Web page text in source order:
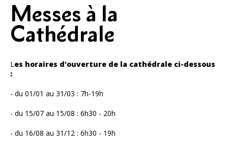
Messes à la
Cathédrale
Les horaires d'ouverture de la cathédrale ci-dessous
:
- du 01/01 au 31/03 : 7h-19h
- du 15/07 au 15/08 : 6h30 - 20h
- du 16/08 au 31/12 : 6h30 - 19h